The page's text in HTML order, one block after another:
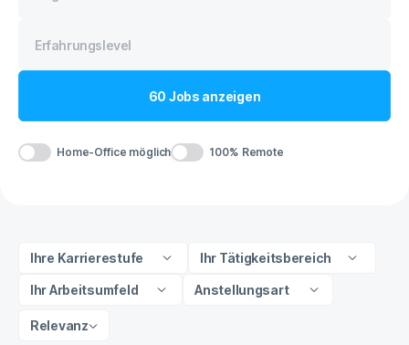
60 Jobs anzeigen
Home-Office möglich 100% Remote
Ihre Karrierestufe Ihr Tätigkeitsbereich
Ihr Arbeitsumfeld Anstellungsart
Relevanz